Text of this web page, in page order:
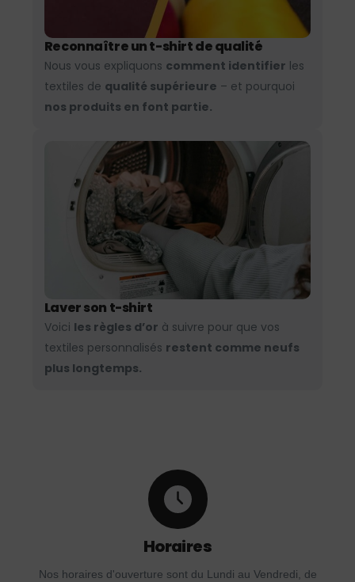
Reconnaître un t-shirt de qualité
Nous vous expliquons comment identifier les
textiles de qualité supérieure – et pourquoi
nos produits en font partie.
Laver son t-shirt
Voici les règles d’or à suivre pour que vos
textiles personnalisés restent comme neufs
plus longtemps.
Horaires
Nos horaires d'ouverture sont du Lundi au Vendredi, de